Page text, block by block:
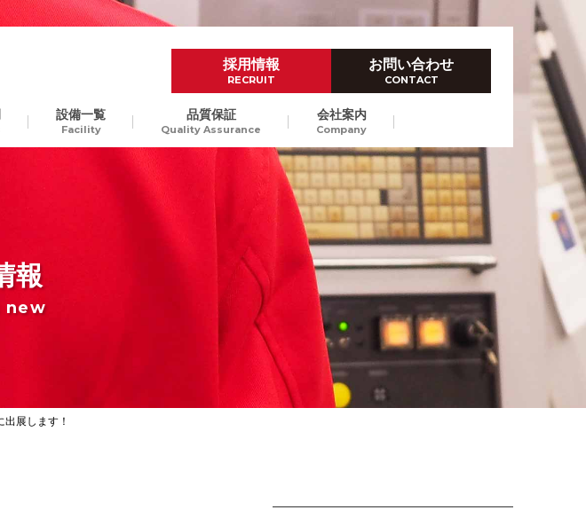
採用情報
RECRUIT
お問い合わせ
CONTACT
開発工程の最適化 ハイレベルなものづくり技術
東京/長崎
、切削加工可能です
ダイカスト試作
Prototype by Die casting
高品位なダイカストスピード試
作で、量産立上げにおける開発
納期短縮、試作費のコストダウ
ンをご提案します。
設備一覧
Facility
品質保証
Quality Assurance
会社案内
Company
報
new
展します！